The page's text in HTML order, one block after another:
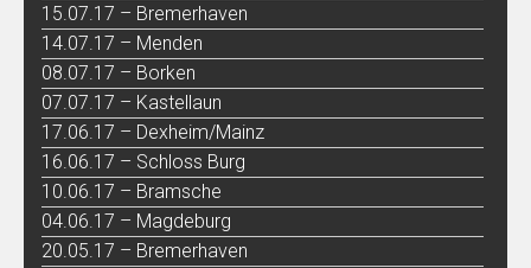
15.07.17 – Bremerhaven
14.07.17 – Menden
08.07.17 – Borken
07.07.17 – Kastellaun
17.06.17 – Dexheim/Mainz
16.06.17 – Schloss Burg
10.06.17 – Bramsche
04.06.17 – Magdeburg
20.05.17 – Bremerhaven